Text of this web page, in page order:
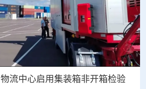
流中心启用集装箱非开箱检验